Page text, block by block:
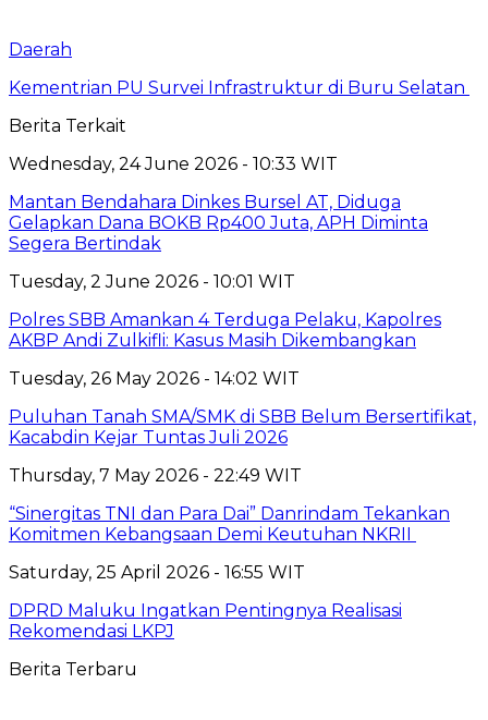
Daerah
Kementrian PU Survei Infrastruktur di Buru Selatan
Berita Terkait
Wednesday, 24 June 2026 - 10:33 WIT
Mantan Bendahara Dinkes Bursel AT, Diduga
Gelapkan Dana BOKB Rp400 Juta, APH Diminta
Segera Bertindak
Tuesday, 2 June 2026 - 10:01 WIT
Polres SBB Amankan 4 Terduga Pelaku, Kapolres
AKBP Andi Zulkifli: Kasus Masih Dikembangkan
Tuesday, 26 May 2026 - 14:02 WIT
Puluhan Tanah SMA/SMK di SBB Belum Bersertifikat,
Kacabdin Kejar Tuntas Juli 2026
Thursday, 7 May 2026 - 22:49 WIT
“Sinergitas TNI dan Para Dai” Danrindam Tekankan
Komitmen Kebangsaan Demi Keutuhan NKRII ‎
Saturday, 25 April 2026 - 16:55 WIT
DPRD Maluku Ingatkan Pentingnya Realisasi
Rekomendasi LKPJ
Berita Terbaru